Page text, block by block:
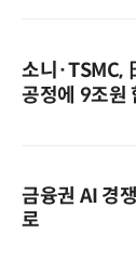
소니·TSMC,
공정에 9조원
금융권 AI 경
로